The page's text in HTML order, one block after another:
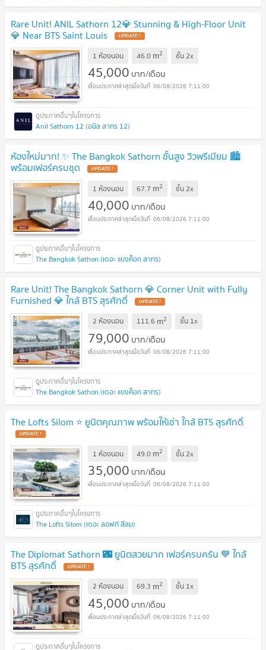
Rare Unit! ANIL Sathorn 12💎 Stunning & High-Floor Unit
💎 Near BTS Saint Louis
1 ห้องนอน 46.0 m2 ชั้น2x
45,000 บาท/เดือน
06/08/2026 7:11:00
Anil Sathorn 12 (อนิล สาทร 12)
ห้องใหม่มาก! ✨ The Bangkok Sathorn ชั้นสูง วิวพรีเมียม 🏙️
พร้อมเฟอร์ครบชุด
1 ห้องนอน 67.7 m2 ชั้น2x
40,000 บาท/เดือน
06/08/2026 7:11:00
The Bangkok Sathon (เดอะ แบงค็อก สาทร)
Rare Unit! The Bangkok Sathorn 💎 Corner Unit with Fully
Furnished 💎 ใกล้ BTS สุรศักดิ์
2 ห้องนอน 111.6 m2 ชั้น 1x
79,000 บาท/เดือน
06/08/2026 7:11:00
The Bangkok Sathon (เดอะ แบงค็อก สาทร)
The Lofts Silom ⭐ ยูนิตคุณภาพ พร้อมให้เช่า ใกล้ BTS สุรศักดิ์
1 ห้องนอน 49.0 m2 ชั้น2x
35,000 บาท/เดือน
06/08/2026 7:11:00
The Lofts Silom (เดอะ ลอฟท์ สีลม)
The Diplomat Sathorn 🌃 ยูนิตสวยมาก เฟอร์ครบครัน 💙 ใกล้
BTS สุรศักดิ์
2 ห้องนอน 69.3 m2 ชั้น 1x
45,000 บาท/เดือน
06/08/2026 7:11:00